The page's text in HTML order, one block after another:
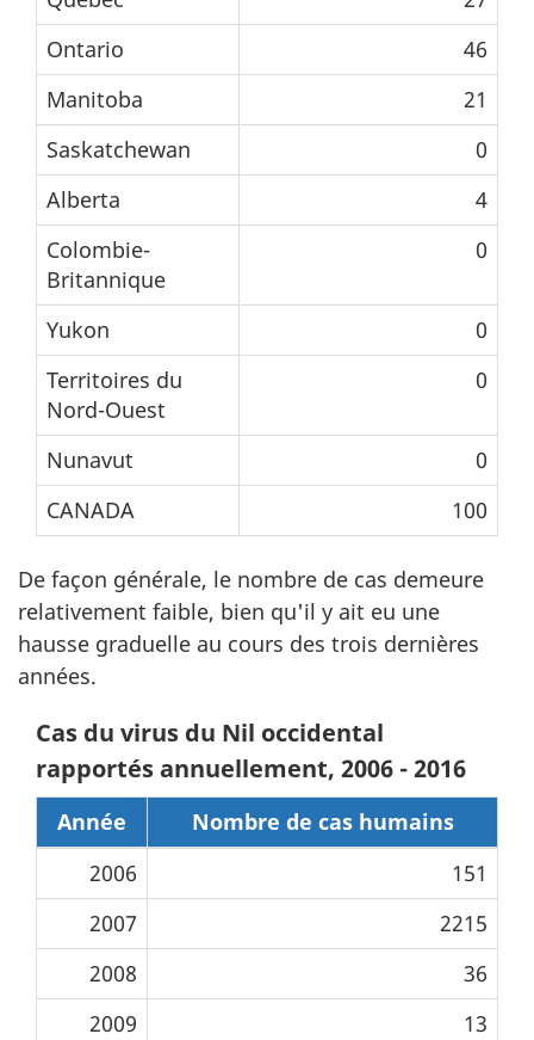
Ontario
46
Manitoba
21
Saskatchewan
0
Alberta
4
Colombie-
Britannique
0
Yukon
0
Territoires du
Nord-Ouest
0
Nunavut
0
CANADA
100
De façon générale, le nombre de cas demeure
relativement faible, bien qu'il y ait eu une
hausse graduelle au cours des trois dernières
années.
Cas du virus du Nil occidental
rapportés annuellement, 2006 - 2016
Année
Nombre de cas humains
2006
151
2007
2215
2008
36
2009
13